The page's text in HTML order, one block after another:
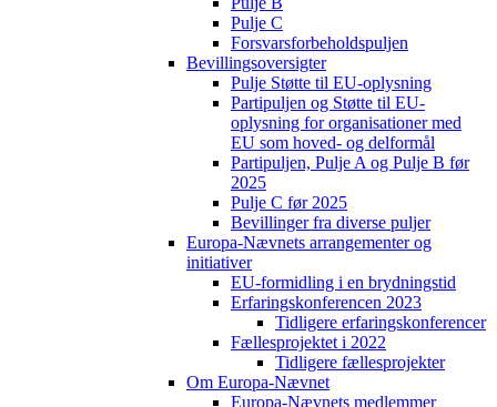
Pulje C
Forsvarsforbeholdspuljen
Bevillingsoversigter
Pulje Støtte til EU-oplysning
Partipuljen og Støtte til EU-
oplysning for organisationer med
EU som hoved- og delformål
Partipuljen, Pulje A og Pulje B før
2025
Pulje C før 2025
Bevillinger fra diverse puljer
Europa-Nævnets arrangementer og
initiativer
EU-formidling i en brydningstid
Erfaringskonferencen 2023
Tidligere erfaringskonferencer
Fællesprojektet i 2022
Tidligere fællesprojekter
Om Europa-Nævnet
Europa-Nævnets medlemmer